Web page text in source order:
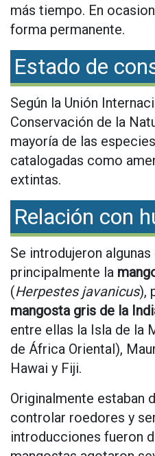
más tiempo. En
forma permanente.
Estado de
Según la Unión
Conservación de la
mayoría de las
catalogadas como
extintas.
Relación con
Se introdujeron
principalmente la
(Herpestes javanicus),
mangosta gris de la
entre ellas la Isla de la
de África Oriental),
Hawai y Fiji.
Originalmente estaban
controlar roedores y
introducciones fueron